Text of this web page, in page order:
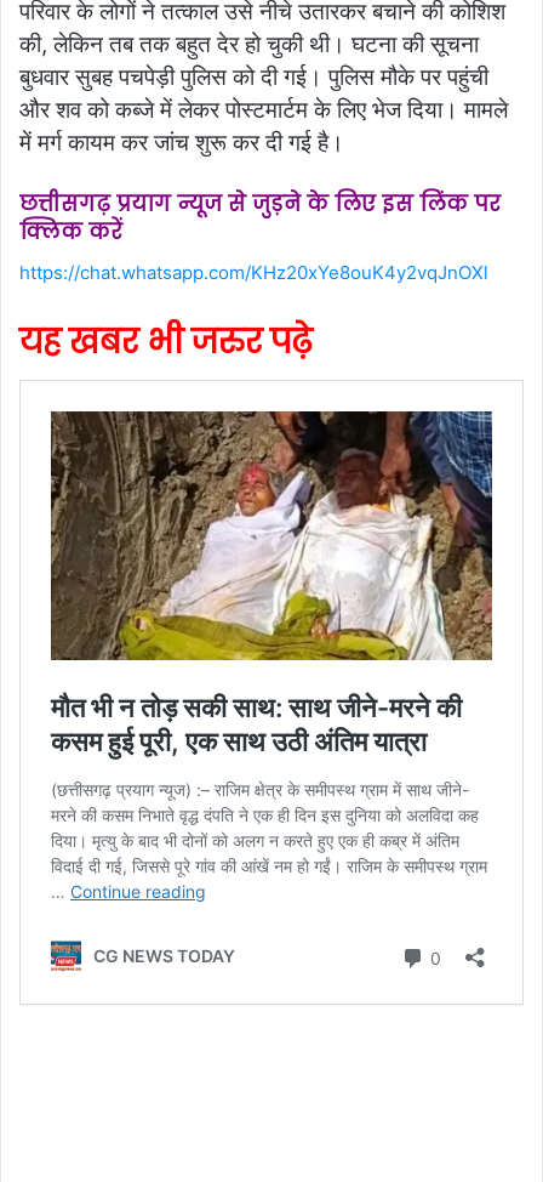
परिवार के लोगों ने तत्काल उसे नीचे उतारकर बचाने की कोशिश
की, लेकिन तब तक बहुत देर हो चुकी थी। घटना की सूचना
बुधवार सुबह पचपेड़ी पुलिस को दी गई। पुलिस मौके पर पहुंची
और शव को कब्जे में लेकर पोस्टमार्टम के लिए भेज दिया। मामले
में मर्ग कायम कर जांच शुरू कर दी गई है।
छत्तीसगढ़ प्रयाग न्यूज से जुड़ने के लिए इस लिंक पर
क्लिक करें
https://chat.whatsapp.com/KHz20xYe8ouK4y2vqJnOXl
यह खबर भी जरुर पढ़े